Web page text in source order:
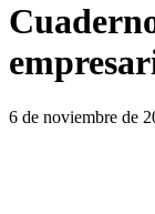
6 de noviembre de